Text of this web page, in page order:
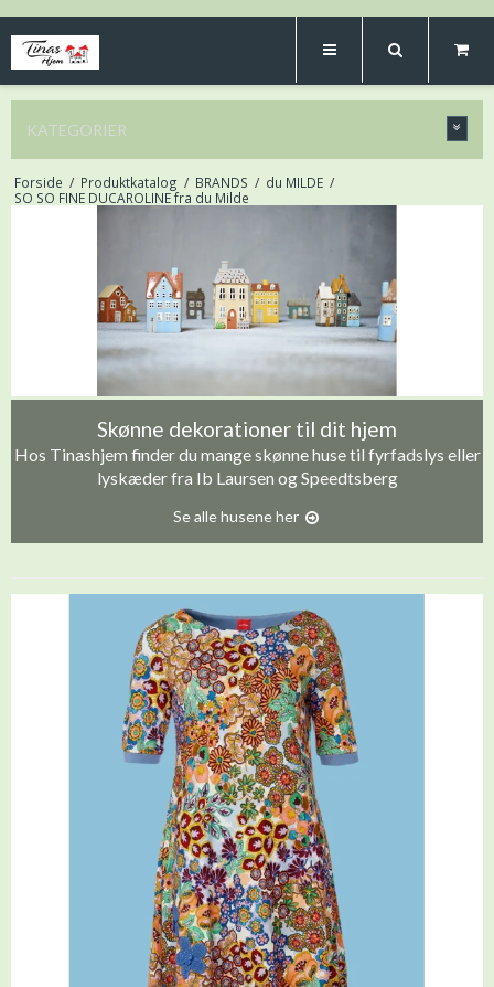
KATEGORIER
Forside / Produktkatalog / BRANDS / du MILDE /
SO SO FINE DUCAROLINE fra du Milde
Skønne dekorationer til dit hjem
Hos Tinashjem finder du mange skønne huse til fyrfadslys eller
lyskæder fra Ib Laursen og Speedtsberg
Se alle husene her